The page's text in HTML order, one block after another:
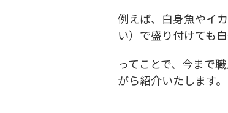
例えば、白身魚やイ
い）で盛り付けても
ってことで、今まで
がら紹介いたします。